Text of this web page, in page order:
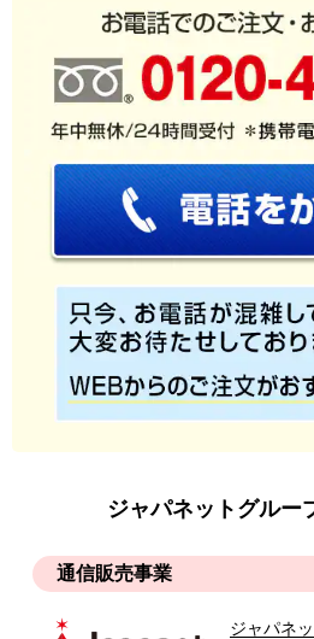
ジャパネットグルー
通信販売事業
ジャパネ